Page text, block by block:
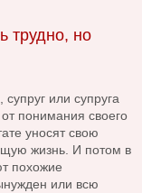
трудно, но
или супруга
понимания своего
уносят свою
жизнь. И потом в
похожие
или всю